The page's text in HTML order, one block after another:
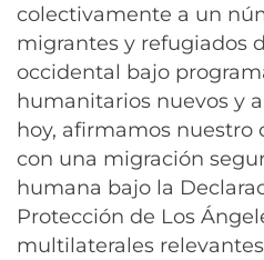
colectivamente a un
migrantes y refugiados
occidental bajo
humanitarios nuevos y
hoy, afirmamos
con una migración
humana bajo la
Protección de Los
multilaterales